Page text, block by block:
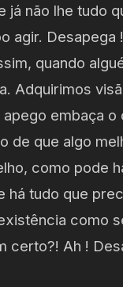
não lhe tudo
agir. Desapega
quando
Adquirimos
embaça
de que algo
como pode
há tudo que
como
certo?! Ah !